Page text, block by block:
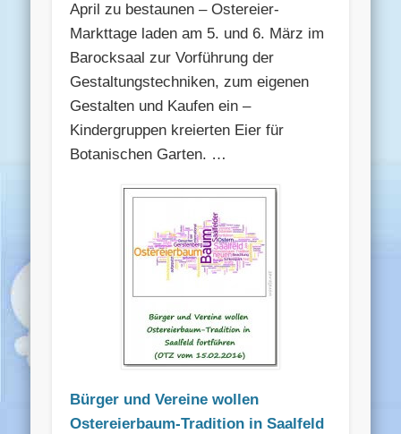
April zu bestaunen – Ostereier-
Markttage laden am 5. und 6. März im
Barocksaal zur Vorführung der
Gestaltungstechniken, zum eigenen
Gestalten und Kaufen ein –
Kindergruppen kreierten Eier für
Botanischen Garten. …
Bürger und Vereine wollen
Ostereierbaum-Tradition in Saalfeld